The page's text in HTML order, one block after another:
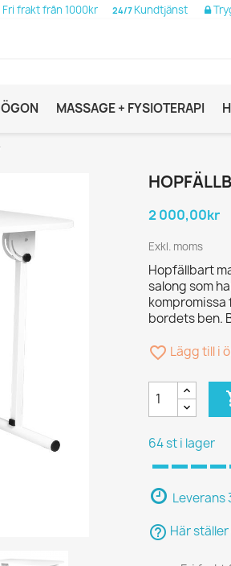
Fri frakt från 1000kr 24/7 Kundtjänst
ÖGON MASSAGE + FYSIOTERAPI
2 000,00kr
Exkl. moms
Hopfällbart
salong som
bordets ben.
favorite_border Lägg till i
64 st i lager
help_outline Här